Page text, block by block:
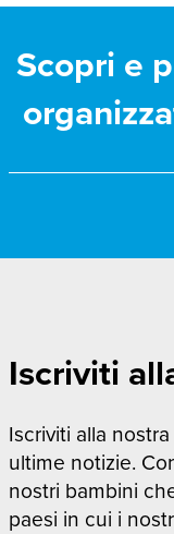
Scopri e
Iscriviti
Iscriviti alla
ultime notizie.
nostri bambini
paesi in cui i